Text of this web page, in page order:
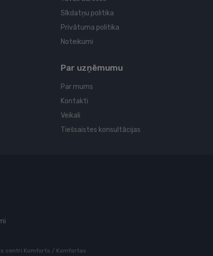
Sīkdatņu politika
Privātuma politika
Noteikumi
Par uzņēmumu
Par mums
Kontakti
Veikali
Tiešsaistes konsultācijas
centri Komforts / Komfortas